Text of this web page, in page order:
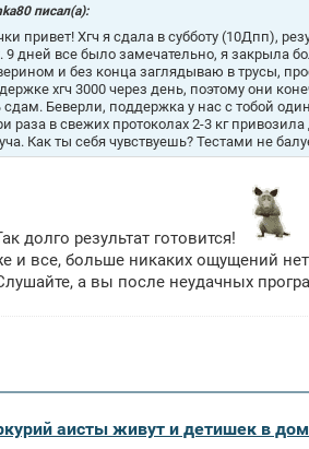
писал(а):
привет! Хгч я сдала в субботу (10Дпп),
9 дней все было замечательно, я закрыла
и без конца заглядываю в трусы,
хгч 3000 через день, поэтому они
сдам. Беверли, поддержка у нас с тобой
раза в свежих протоколах 2-3 кг
Как ты себя чувствуешь? Тестами не
долго результат готовится!
и все, больше никаких ощущений
а вы после неудачных
аисты живут и детишек в дом